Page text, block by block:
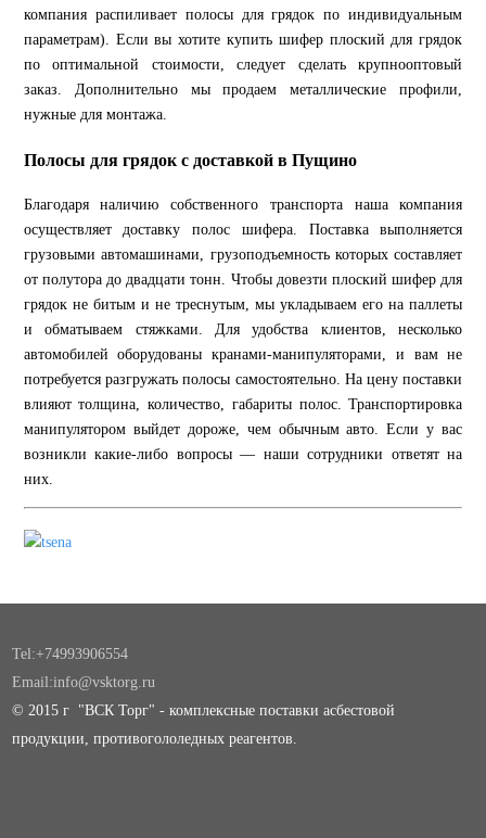
компания распиливает полосы для грядок по индивидуальным
параметрам). Если вы хотите купить шифер плоский для грядок
по оптимальной стоимости, следует сделать крупнооптовый
заказ. Дополнительно мы продаем металлические профили,
нужные для монтажа.
Полосы для грядок с доставкой в Пущино
Благодаря наличию собственного транспорта наша компания
осуществляет доставку полос шифера. Поставка выполняется
грузовыми автомашинами, грузоподъемность которых составляет
от полутора до двадцати тонн. Чтобы довезти плоский шифер для
грядок не битым и не треснутым, мы укладываем его на паллеты
и обматываем стяжками. Для удобства клиентов, несколько
автомобилей оборудованы кранами-манипуляторами, и вам не
потребуется разгружать полосы самостоятельно. На цену поставки
влияют толщина, количество, габариты полос. Транспортировка
манипулятором выйдет дороже, чем обычным авто. Если у вас
возникли какие-либо вопросы — наши сотрудники ответят на
них.
Tel:+74993906554
Email:info@vsktorg.ru
© 2015 г "ВСК Торг" - комплексные поставки асбестовой
продукции, противогололедных реагентов.